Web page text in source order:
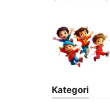
Kategori